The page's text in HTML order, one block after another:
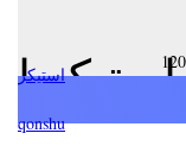
استیکرساز
qonshu@
استیکر
تلگرام